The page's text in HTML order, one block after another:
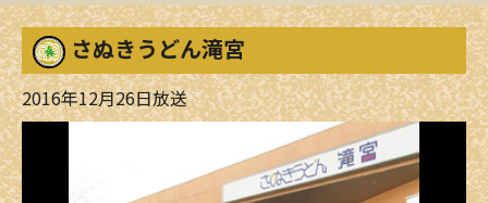
さぬきうどん滝宮
2016年12月26日放送